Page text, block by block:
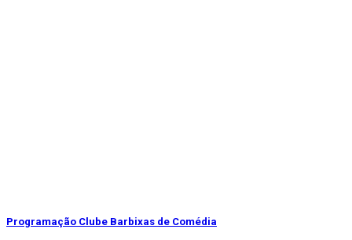
Programação Clube Barbixas de Comédia